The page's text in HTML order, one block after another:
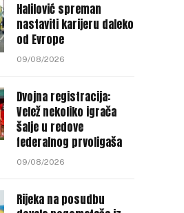
Halilović spreman
nastaviti karijeru daleko
od Evrope
09/08/2026
Dvojna registracija:
Velež nekoliko igrača
šalje u redove
federalnog prvoligaša
09/08/2026
Rijeka na posudbu